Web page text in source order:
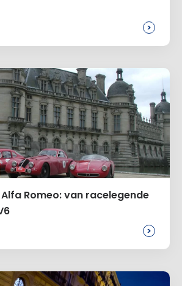
>
Romeo: van racelegende
>